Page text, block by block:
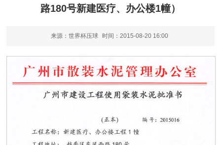
路180号新建医疗、办公楼1幢）
来源：世界杯压球 时间： 2015-08-20 16:00